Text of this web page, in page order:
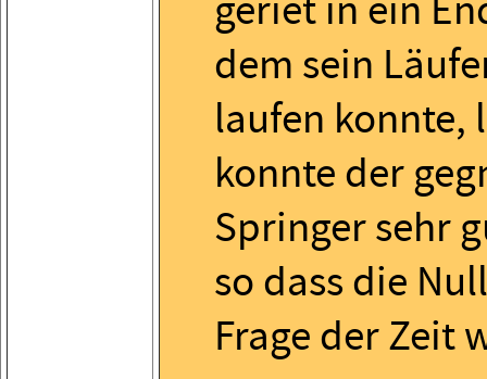
dem sein
laufen konnte,
konnte der
Springer sehr
so dass die
Frage der Zeit